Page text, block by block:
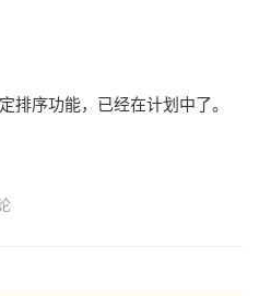
排序功能，已经在计划中了。